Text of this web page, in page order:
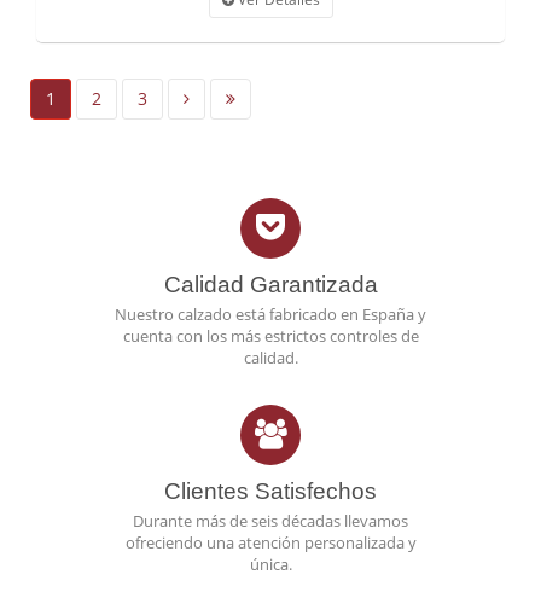
1 2 3
Calidad Garantizada
Nuestro calzado está fabricado en España y
cuenta con los más estrictos controles de
calidad.
Clientes Satisfechos
Durante más de seis décadas llevamos
ofreciendo una atención personalizada y
única.